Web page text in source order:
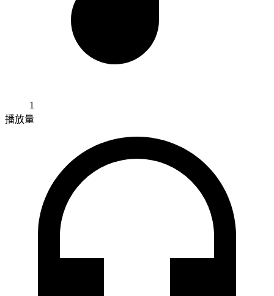
1
播放量